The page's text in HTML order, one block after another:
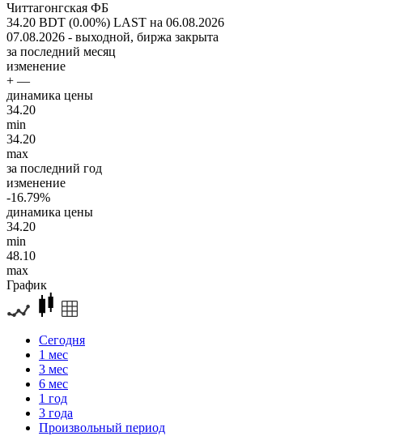
Читтагонгская ФБ
34.20 BDT (0.00%) LAST на 06.08.2026
07.08.2026 - выходной, биржа закрыта
за последний месяц
изменение
+ —
динамика цены
34.20
min
34.20
max
за последний год
изменение
-16.79%
динамика цены
34.20
min
48.10
max
График
Сегодня
1 мес
3 мес
6 мес
1 год
3 года
Произвольный период